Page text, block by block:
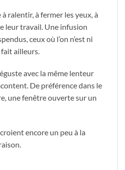
ralentir, à fermer les yeux, à
leur travail. Une infusion
ceux où l’on n’est ni
ailleurs.
avec la même lenteur
De préférence dans le
une fenêtre ouverte sur un
encore un peu à la